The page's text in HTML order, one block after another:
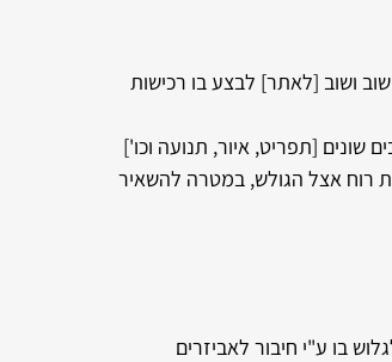
ושוב [לאתר] לבצע בו רכישות
שונים [תפריט, איור, תנועה וכו']
רוח אצל הגולש, במטרה להשאיר
בו ע"י חיבור לאביזרים